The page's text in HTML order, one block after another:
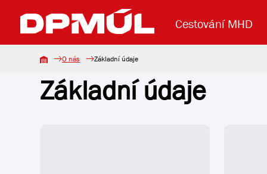
Cestování MHD
Uzavření mostu Dr. E. Beneše
Lanová dráha Reklama
Základní údaje Aktuality
O nás Základní údaje
Základní údaje